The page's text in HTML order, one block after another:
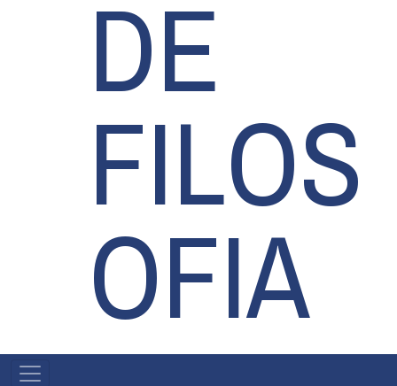
DE
FILOS
OFIA
MAIN